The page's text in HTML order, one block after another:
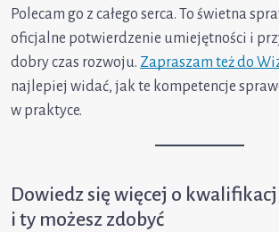
Polecam go z całego serca. To świetna
oficjalne potwierdzenie umiejętności i
dobry czas rozwoju. Zapraszam też do
najlepiej widać, jak te kompetencje
w praktyce.
Dowiedz się więcej o
i ty możesz zdobyć